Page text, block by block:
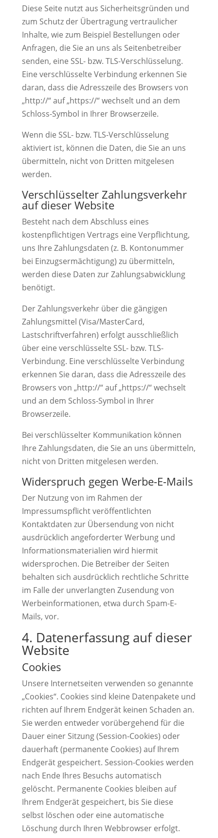
Diese Seite nutzt aus Sicherheitsgründen und
zum Schutz der Übertragung vertraulicher
Inhalte, wie zum Beispiel Bestellungen oder
Anfragen, die Sie an uns als Seitenbetreiber
senden, eine SSL- bzw. TLS-Verschlüsselung.
Eine verschlüsselte Verbindung erkennen Sie
daran, dass die Adresszeile des Browsers von
„http://“ auf „https://“ wechselt und an dem
Schloss-Symbol in Ihrer Browserzeile.
Wenn die SSL- bzw. TLS-Verschlüsselung
aktiviert ist, können die Daten, die Sie an uns
übermitteln, nicht von Dritten mitgelesen
werden.
Verschlüsselter Zahlungsverkehr
auf dieser Website
Besteht nach dem Abschluss eines
kostenpflichtigen Vertrags eine Verpflichtung,
uns Ihre Zahlungsdaten (z. B. Kontonummer
bei Einzugsermächtigung) zu übermitteln,
werden diese Daten zur Zahlungsabwicklung
benötigt.
Der Zahlungsverkehr über die gängigen
Zahlungsmittel (Visa/MasterCard,
Lastschriftverfahren) erfolgt ausschließlich
über eine verschlüsselte SSL- bzw. TLS-
Verbindung. Eine verschlüsselte Verbindung
erkennen Sie daran, dass die Adresszeile des
Browsers von „http://“ auf „https://“ wechselt
und an dem Schloss-Symbol in Ihrer
Browserzeile.
Bei verschlüsselter Kommunikation können
Ihre Zahlungsdaten, die Sie an uns übermitteln,
nicht von Dritten mitgelesen werden.
Widerspruch gegen Werbe-E-Mails
Der Nutzung von im Rahmen der
Impressumspflicht veröffentlichten
Kontaktdaten zur Übersendung von nicht
ausdrücklich angeforderter Werbung und
Informationsmaterialien wird hiermit
widersprochen. Die Betreiber der Seiten
behalten sich ausdrücklich rechtliche Schritte
im Falle der unverlangten Zusendung von
Werbeinformationen, etwa durch Spam-E-
Mails, vor.
4. Datenerfassung auf dieser
Website
Cookies
Unsere Internetseiten verwenden so genannte
„Cookies“. Cookies sind kleine Datenpakete und
richten auf Ihrem Endgerät keinen Schaden an.
Sie werden entweder vorübergehend für die
Dauer einer Sitzung (Session-Cookies) oder
dauerhaft (permanente Cookies) auf Ihrem
Endgerät gespeichert. Session-Cookies werden
nach Ende Ihres Besuchs automatisch
gelöscht. Permanente Cookies bleiben auf
Ihrem Endgerät gespeichert, bis Sie diese
selbst löschen oder eine automatische
Löschung durch Ihren Webbrowser erfolgt.